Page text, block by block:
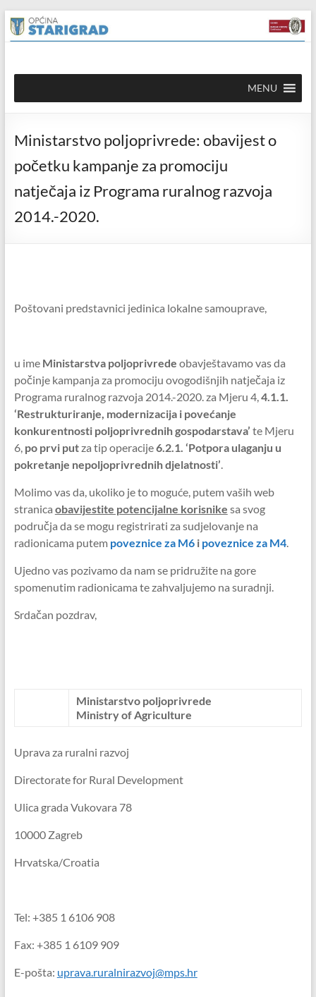
content
Skip
to
content
Općina
Starigrad
mrežna
stranica
MENU
Ministarstvo poljoprivrede: obavijest o
početku kampanje za promociju
natječaja iz Programa ruralnog razvoja
2014.-2020.
Poštovani predstavnici jedinica lokalne samouprave,
u ime Ministarstva poljoprivrede obavještavamo vas da
počinje kampanja za promociju ovogodišnjih natječaja iz
Programa ruralnog razvoja 2014.-2020. za Mjeru 4,4.1.1.
‘Restrukturiranje, modernizacija i povećanje
konkurentnosti poljoprivrednih gospodarstava’ te Mjeru
6, po prvi putza tip operacije6.2.1. ‘Potpora ulaganju u
pokretanje nepoljoprivrednih djelatnosti’.
Molimo vas da, ukoliko je to moguće, putem vaših web
stranica obavijestite potencijalne korisnike sa svog
područja da se mogu registrirati za sudjelovanje na
radionicama putem poveznice za M6i poveznice za M4.
Ujedno vas pozivamo da nam se pridružite na gore
spomenutim radionicama te zahvaljujemo na suradnji.
Srdačan pozdrav,
Ministarstvo poljoprivrede
Ministry of Agriculture
Uprava za ruralni razvoj
Directorate for Rural Development
Ulica grada Vukovara 78
10000 Zagreb
Hrvatska/Croatia
Tel: +385 1 6106 908
Fax: +385 1 6109 909
E-pošta: uprava.ruralnirazvoj@mps.hr